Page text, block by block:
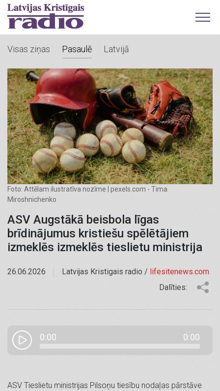
Visas ziņas Pasaulē Latvijā
Foto: Attēlam ilustratīva nozīme | pexels.com - Tima
Miroshnichenko
ASV Augstākā beisbola līgas
brīdinājumus kristiešu spēlētājiem
izmeklēs izmeklēs tieslietu ministrija
26.06.2026 Latvijas Kristigais radio / lifesitenews.com
Dalīties:
0:00 0:00
ASV Tieslietu ministrijas Pilsoņu tiesību nodaļas pārstāve